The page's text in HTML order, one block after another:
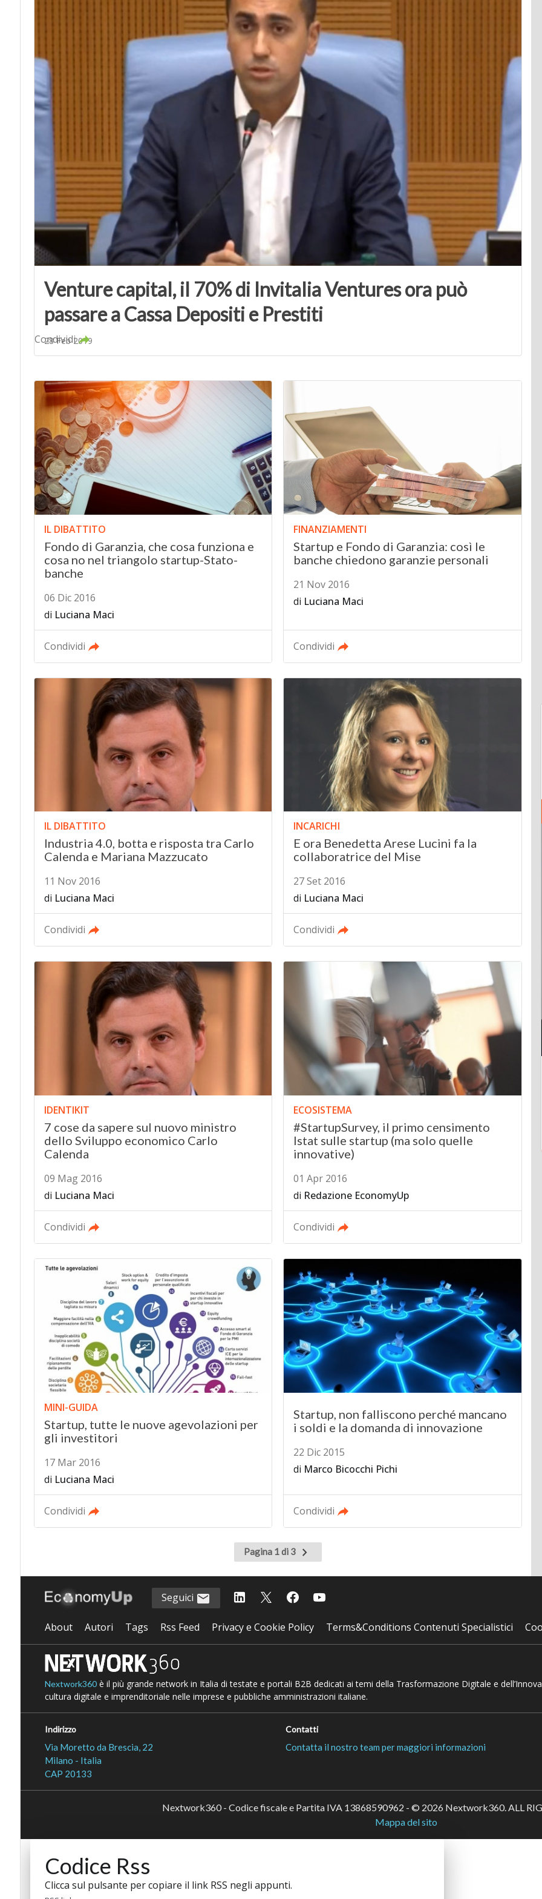
Venture capital, il 70% di Invitalia Ventures ora può
passare a Cassa Depositi e Prestiti
28 Feb 2019
Condividi
IL DIBATTITO
Fondo di Garanzia, che cosa funziona e
cosa no nel triangolo startup-Stato-
banche
06 Dic 2016
di Luciana Maci
Condividi
FINANZIAMENTI
Startup e Fondo di Garanzia: così le
banche chiedono garanzie personali
21 Nov 2016
di Luciana Maci
Condividi
IL DIBATTITO
Industria 4.0, botta e risposta tra Carlo
Calenda e Mariana Mazzucato
11 Nov 2016
di Luciana Maci
Condividi
INCARICHI
E ora Benedetta Arese Lucini fa la
collaboratrice del Mise
27 Set 2016
di Luciana Maci
Condividi
IDENTIKIT
7 cose da sapere sul nuovo ministro
dello Sviluppo economico Carlo
Calenda
09 Mag 2016
di Luciana Maci
Condividi
ECOSISTEMA
#StartupSurvey, il primo censimento
Istat sulle startup (ma solo quelle
innovative)
01 Apr 2016
di Redazione EconomyUp
Condividi
MINI-GUIDA
Startup, tutte le nuove agevolazioni per
gli investitori
17 Mar 2016
di Luciana Maci
Condividi
Startup, non falliscono perché mancano
i soldi e la domanda di innovazione
22 Dic 2015
di Marco Bicocchi Pichi
Condividi
Pagina 1 di 3
Pagina
successiva
Seguici
About Autori Tags Rss Feed Privacy e Cookie Policy Terms&Conditions Contenuti Specialistici
Nextwork360è il più grande network in Italia di testate e portali B2B dedicati ai temi della Trasformazione Digitale e
cultura digitale e imprenditoriale nelle imprese e pubbliche amministrazioni italiane.
Indirizzo
Via Moretto da Brescia, 22
Milano - Italia
CAP 20133
Contatti
Contatta il nostro team per maggiori informazioni
Nextwork360 - Codice fiscale e Partita IVA 13868590962 - © 2026 Nextwork360. ALL
Mappa del sito
Codice Rss
Clicca sul pulsante per copiare il link RSS negli appunti.